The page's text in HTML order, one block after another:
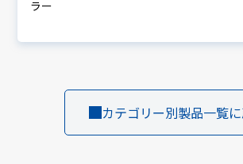
ラー
カテゴリー別製品一覧